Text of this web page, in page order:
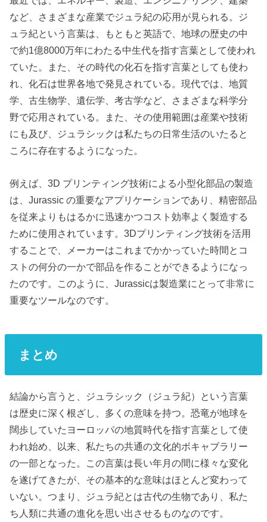
など、さまざまな産業でジュラ紀の応用が見られる。ジ
ュラ紀という言葉は、もともと英語で、地球の歴史の中
で約1億8000万年にわたる中生代を指す言葉として使われ
ていた。また、その時代の化石を指す言葉としても使わ
れ、化石は世界各地で発見されている。現代では、地質
学、古生物学、遺伝学、考古学など、さまざまな科学分
野で応用されている。また、その使用範囲は産業や技術
にも及び、ジュラシックは私たちの日常生活のいたると
ころに存在するようになった。
例えば、3D プリンティング技術による小型化部品の製造
は、Jurassic の重要なアプリケーションであり、精密部品
を従来よりもはるかに迅速かつコスト効率よく製造する
ために使用されています。3Dプリンティング技術を活用
することで、メーカーはこれまでかかっていた時間とコ
ストの何分の一かで部品を作ることができるようになっ
たのです。このように、Jurassicは製造業にとって非常に
重要なツールなのです。
まとめ
結論から言うと、ジュラシック（ジュラ紀）という言葉
は歴史に深く根ざし、多くの意味を持つ。恐竜が地球を
闊歩していたヨーロッパの地質時代を指す言葉として使
われ始め、以来、私たちの共通の文化的ボキャブラリー
の一部となった。この言葉は長い年月の間に様々な変化
を遂げてきたが、その基本的な意味はほとんど変わって
いない。つまり、ジュラ紀とは古代の生物であり、私た
ち人類に共通の進化を思い出させるものなのです。